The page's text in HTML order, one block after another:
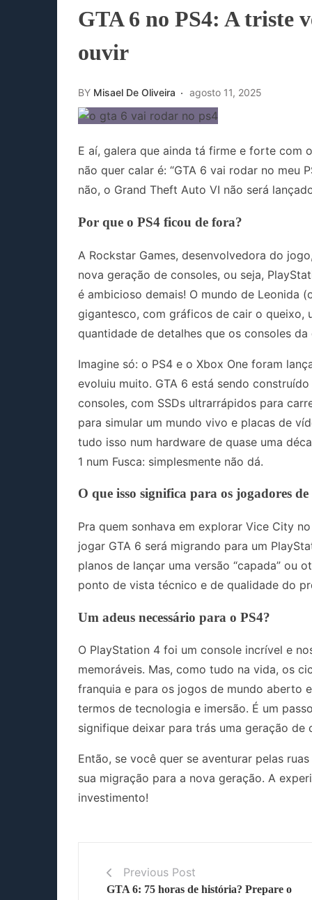
GTA 6 no PS4: A triste
ouvir
BY Misael De Oliveira agosto 11, 2025
E aí, galera que ainda tá firme e forte com
não quer calar é: “GTA 6 vai rodar no meu
não, o Grand Theft Auto VI não será
Por que o PS4 ficou de fora?
A Rockstar Games, desenvolvedora do
nova geração de consoles, ou seja,
é ambicioso demais! O mundo de Leonida
gigantesco, com gráficos de cair o queixo,
quantidade de detalhes que os consoles
Imagine só: o PS4 e o Xbox One foram
evoluiu muito. GTA 6 está sendo
consoles, com SSDs ultrarrápidos para
para simular um mundo vivo e placas de
tudo isso num hardware de quase uma
1 num Fusca: simplesmente não dá.
O que isso significa para os jogadores de
Pra quem sonhava em explorar Vice City
jogar GTA 6 será migrando para um
planos de lançar uma versão “capada” ou
ponto de vista técnico e de qualidade do
Um adeus necessário para o PS4?
O PlayStation 4 foi um console incrível e
memoráveis. Mas, como tudo na vida, os
franquia e para os jogos de mundo aberto
termos de tecnologia e imersão. É um
signifique deixar para trás uma geração de
Então, se você quer se aventurar pelas
sua migração para a nova geração. A
investimento!
Previous Post
GTA 6: 75 horas de história? Prepare o